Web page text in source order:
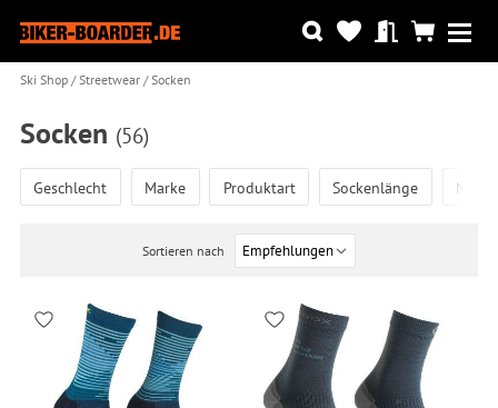
Ski Shop Streetwear Socken
Socken (56)
Geschlecht Marke Produktart Sockenlänge
Sortieren nach